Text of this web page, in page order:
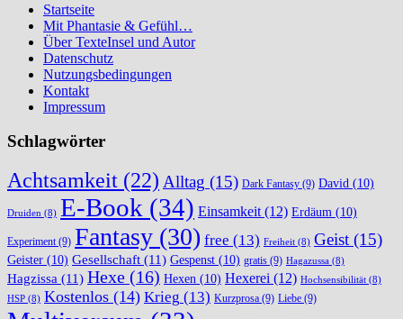
Startseite
Mit Phantasie & Gefühl…
Über TexteInsel und Autor
Datenschutz
Nutzungsbedingungen
Kontakt
Impressum
Schlagwörter
Achtsamkeit (22) Alltag (15) Dark Fantasy (9) David (10)
Druiden (8) E-Book (34) Einsamkeit (12) Erdäum (10)
Experiment(9) Fantasy (30) free (13) Freiheit (8) Geist (15)
Geister (10) Gesellschaft (11) Gespenst (10) gratis (9) Hagazussa (8)
Hagzissa (11) Hexe (16) Hexen (10) Hexerei (12) Hochsensibilität (8)
HSP (8) Kostenlos (14) Krieg (13) Kurzprosa (9) Liebe (9)